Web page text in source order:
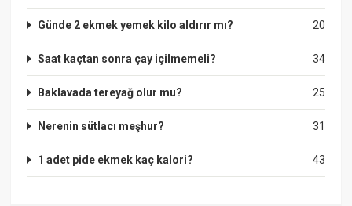
20
Günde 2 ekmek yemek kilo aldırır mı?
34
Saat kaçtan sonra çay içilmemeli?
25
Baklavada tereyağ olur mu?
31
Nerenin sütlacı meşhur?
43
1 adet pide ekmek kaç kalori?